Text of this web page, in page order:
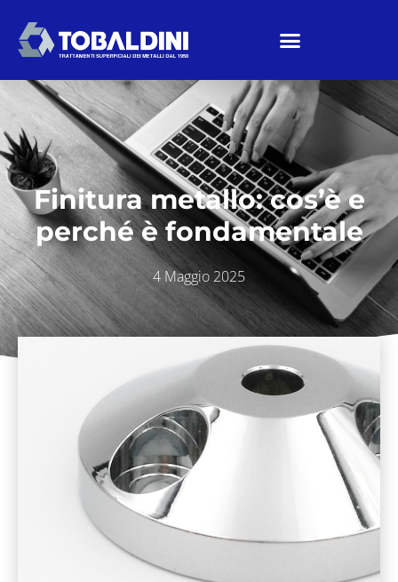
Finitura metallo: cos’è e
perché è fondamentale
4 Maggio 2025
News